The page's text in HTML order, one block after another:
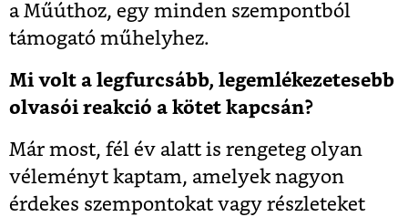
a Műúthoz, egy minden szempontból
támogató műhelyhez.
Mi volt a legfurcsább, legemlékezetesebb
olvasói reakció a kötet kapcsán?
Már most, fél év alatt is rengeteg olyan
véleményt kaptam, amelyek nagyon
érdekes szempontokat vagy részleteket